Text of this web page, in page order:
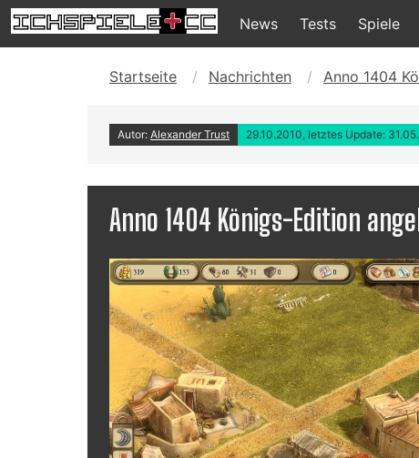
News Tests Spiele
Startseite Nachrichten Anno 1404
Autor: Alexander Trust 29.10.2010, letztes Update:
Anno 1404 Königs-Edition